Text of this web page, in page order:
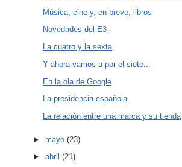
Música, cine y, en breve, libros
Novedades del E3
La cuatro y la sexta
Y ahora vamos a por el siete...
En la ola de Google
La presidencia española
La relación entre una marca y su tienda
►mayo(23)
►abril(21)